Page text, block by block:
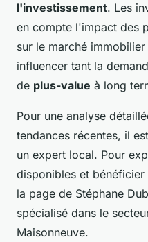
l'investissement. Les
en compte l'impact des
sur le marché
influencer tant la
de plus-value à long
Pour une analyse
tendances récentes, il
un expert local. Pour
disponibles et bénéficier
la page de Stéphane
spécialisé dans le
Maisonneuve.